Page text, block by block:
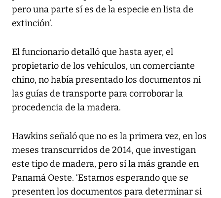
pero una parte sí es de la especie en lista de
extinción’.
El funcionario detalló que hasta ayer, el
propietario de los vehículos, un comerciante
chino, no había presentado los documentos ni
las guías de transporte para corroborar la
procedencia de la madera.
Hawkins señaló que no es la primera vez, en los
meses transcurridos de 2014, que investigan
este tipo de madera, pero sí la más grande en
Panamá Oeste. ‘Estamos esperando que se
presenten los documentos para determinar si